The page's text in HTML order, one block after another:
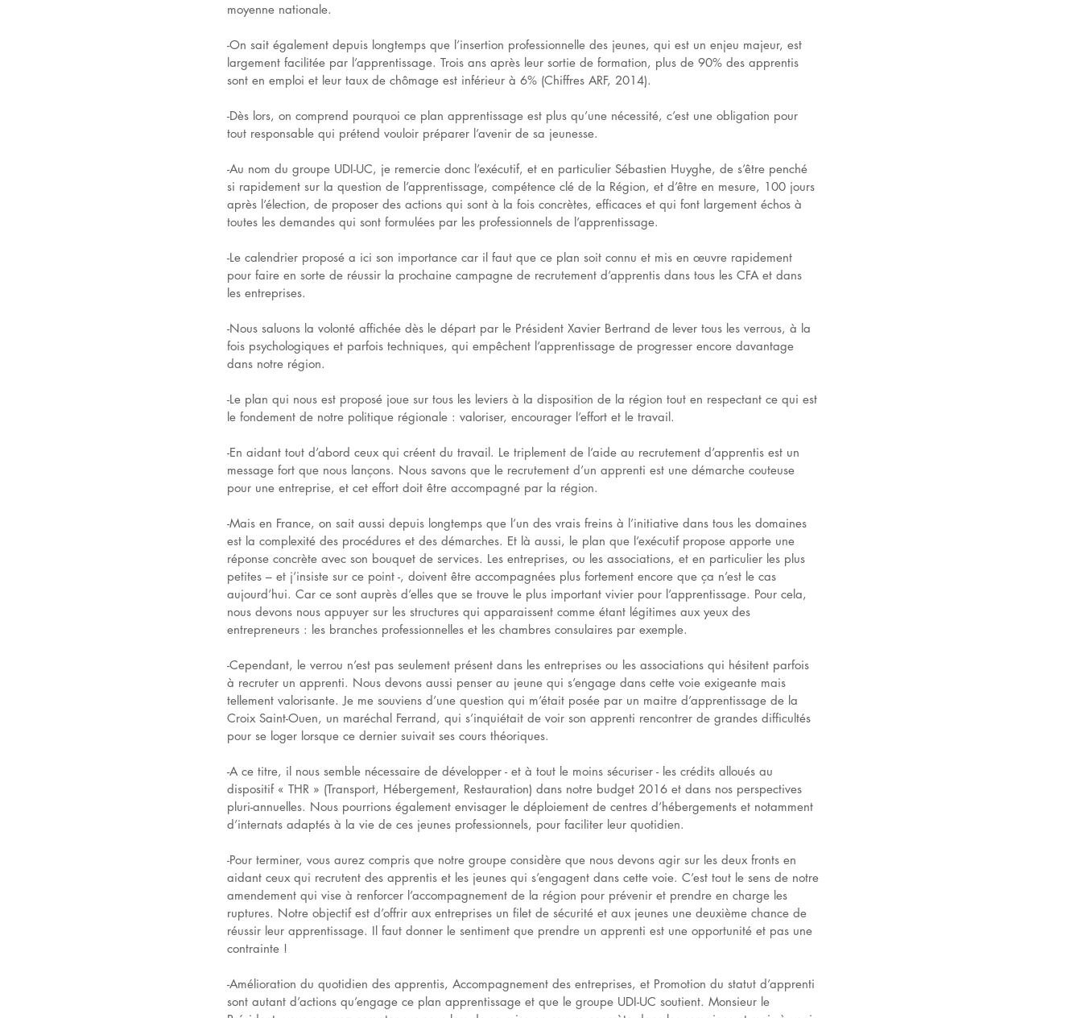
moyenne nationale.
-On sait également depuis longtemps que l’insertion professionnelle des jeunes, qui est un enjeu majeur, est
largement facilitée par l’apprentissage. Trois ans après leur sortie de formation, plus de 90% des apprentis
sont en emploi et leur taux de chômage est inférieur à 6% (Chiffres ARF, 2014).
-Dès lors, on comprend pourquoi ce plan apprentissage est plus qu’une nécessité, c’est une obligation pour
tout responsable qui prétend vouloir préparer l’avenir de sa jeunesse.
-Au nom du groupe UDI-UC, je remercie donc l’exécutif, et en particulier Sébastien Huyghe, de s’être penché
si rapidement sur la question de l’apprentissage, compétence clé de la Région, et d’être en mesure, 100 jours
après l’élection, de proposer des actions qui sont à la fois concrètes, efficaces et qui font largement échos à
toutes les demandes qui sont formulées par les professionnels de l’apprentissage.
-Le calendrier proposé a ici son importance car il faut que ce plan soit connu et mis en œuvre rapidement
pour faire en sorte de réussir la prochaine campagne de recrutement d’apprentis dans tous les CFA et dans
les entreprises.
-Nous saluons la volonté affichée dès le départ par le Président Xavier Bertrand de lever tous les verrous, à la
fois psychologiques et parfois techniques, qui empêchent l’apprentissage de progresser encore davantage
dans notre région.
-Le plan qui nous est proposé joue sur tous les leviers à la disposition de la région tout en respectant ce qui est
le fondement de notre politique régionale : valoriser, encourager l’effort et le travail.
-En aidant tout d’abord ceux qui créent du travail. Le triplement de l’aide au recrutement d’apprentis est un
message fort que nous lançons. Nous savons que le recrutement d’un apprenti est une démarche couteuse
pour une entreprise, et cet effort doit être accompagné par la région.
-Mais en France, on sait aussi depuis longtemps que l’un des vrais freins à l’initiative dans tous les domaines
est la complexité des procédures et des démarches. Et là aussi, le plan que l’exécutif propose apporte une
réponse concrète avec son bouquet de services. Les entreprises, ou les associations, et en particulier les plus
petites – et j’insiste sur ce point -, doivent être accompagnées plus fortement encore que ça n’est le cas
aujourd’hui. Car ce sont auprès d’elles que se trouve le plus important vivier pour l’apprentissage. Pour cela,
nous devons nous appuyer sur les structures qui apparaissent comme étant légitimes aux yeux des
entrepreneurs : les branches professionnelles et les chambres consulaires par exemple.
-Cependant, le verrou n’est pas seulement présent dans les entreprises ou les associations qui hésitent parfois
à recruter un apprenti. Nous devons aussi penser au jeune qui s’engage dans cette voie exigeante mais
tellement valorisante. Je me souviens d’une question qui m’était posée par un maitre d’apprentissage de la
Croix Saint-Ouen, un maréchal Ferrand, qui s’inquiétait de voir son apprenti rencontrer de grandes difficultés
pour se loger lorsque ce dernier suivait ses cours théoriques.
-A ce titre, il nous semble nécessaire de développer - et à tout le moins sécuriser - les crédits alloués au
dispositif « THR » (Transport, Hébergement, Restauration) dans notre budget 2016 et dans nos perspectives
pluri-annuelles. Nous pourrions également envisager le déploiement de centres d’hébergements et notamment
d’internats adaptés à la vie de ces jeunes professionnels, pour faciliter leur quotidien.
-Pour terminer, vous aurez compris que notre groupe considère que nous devons agir sur les deux fronts en
aidant ceux qui recrutent des apprentis et les jeunes qui s’engagent dans cette voie. C’est tout le sens de notre
amendement qui vise à renforcer l’accompagnement de la région pour prévenir et prendre en charge les
ruptures. Notre objectif est d’offrir aux entreprises un filet de sécurité et aux jeunes une deuxième chance de
réussir leur apprentissage. Il faut donner le sentiment que prendre un apprenti est une opportunité et pas une
contrainte !
-Amélioration du quotidien des apprentis, Accompagnement des entreprises, et Promotion du statut d’apprenti
sont autant d’actions qu’engage ce plan apprentissage et que le groupe UDI-UC soutient. Monsieur le